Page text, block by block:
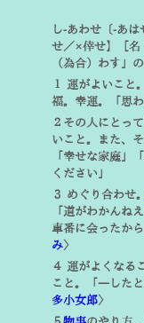
し‐あわせ〔‐あ
せ／×倖せ】［名
（為合）わす」
１
運がよいこと
福。幸運。「思
２その人にとっ
いこと。
また、
「幸せな家庭」
ください」
３
めぐり合わせ。
「道がわかんね
車番に会ったか
み〉
４ 運がよくなる
こと。「―したと
多小女郎〉